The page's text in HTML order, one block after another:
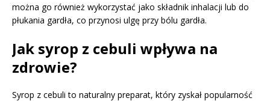
można go również wykorzystać jako składnik inhalacji lub do
płukania gardła, co przynosi ulgę przy bólu gardła.
Jak syrop z cebuli wpływa na
zdrowie?
Syrop z cebuli to naturalny preparat, który zyskał popularność